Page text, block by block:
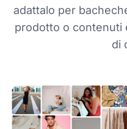
adattalo per
prodotto o contenuti
di